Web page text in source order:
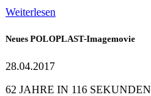
Weiterlesen
Neues POLOPLAST-Imagemovie
28.04.2017
62 JAHRE IN 116 SEKUNDEN